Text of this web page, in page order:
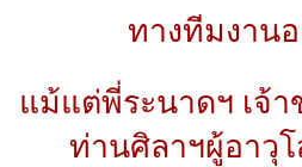
ทางทีมงาน
แม้แต่พี่ระนาดฯ เจ้
ท่านศิลาฯผู้อาวุ